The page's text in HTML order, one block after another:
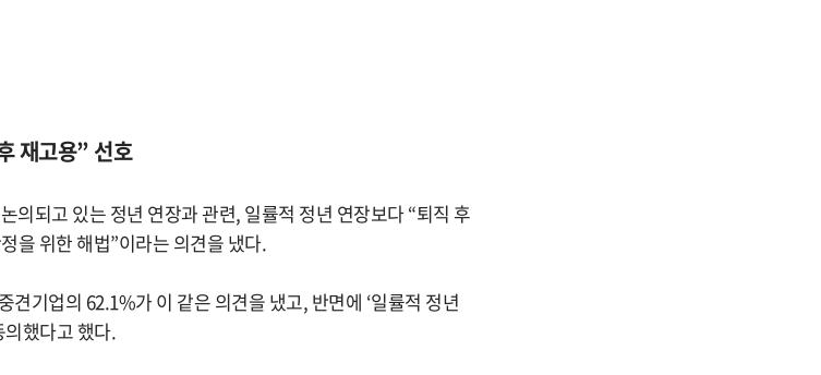
재고용” 선호
의되고 있는 정년 연장과 관련, 일률적 정년 연장보다 “퇴직 후
을 위한 해법”이라는 의견을 냈다.
기업의 62.1%가 이 같은 의견을 냈고, 반면에 ‘일률적 정년
의했다고 했다.